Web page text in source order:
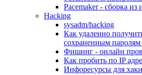
Pacemaker - сборка из
Hacking
sysadm/hacking
Как удаленно
сохраненным паролям
Фишинг - онлайн
Как пробить по IP
Инфоресурсы для